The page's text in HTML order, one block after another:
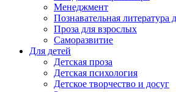
Менеджмент
Познавательная литература
Проза для взрослых
Саморазвитие
Для детей
Детская проза
Детская психология
Детское творчество и досуг